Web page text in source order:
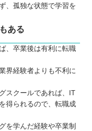
、孤独な状態で学習を
ある
、卒業後は有利に転職
界経験者よりも不利に
スクールであれば、IT
得られるので、転職成
を学んだ経験や卒業制